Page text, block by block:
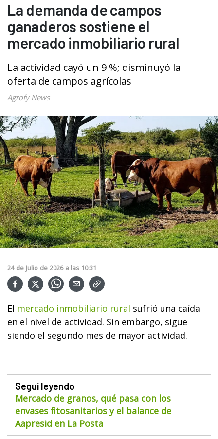
La demanda de campos
ganaderos sostiene el
mercado inmobiliario rural
La actividad cayó un 9 %; disminuyó la
oferta de campos agrícolas
Agrofy News
24 de Julio de 2026 a las 10:31
El mercado inmobiliario rural sufrió una caída
en el nivel de actividad. Sin embargo, sigue
siendo el segundo mes de mayor actividad.
Seguí leyendo
Mercado de granos, qué pasa con los
envases fitosanitarios y el balance de
Aapresid en La Posta